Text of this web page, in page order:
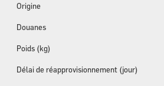
Origine
Douanes
Poids (kg)
Délai de réapprovisionnement (jour)